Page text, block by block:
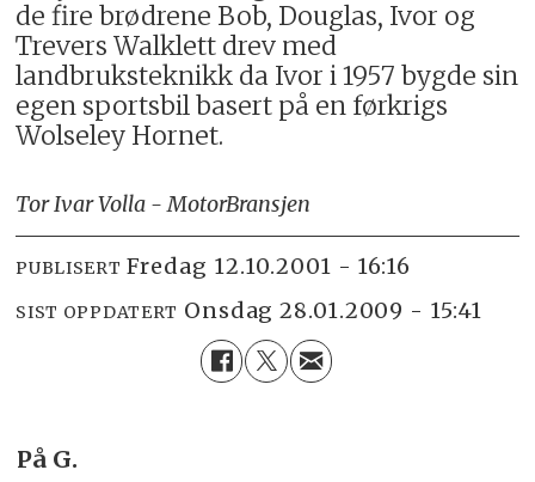
de fire brødrene Bob, Douglas, Ivor og
Trevers Walklett drev med
landbruksteknikk da Ivor i 1957 bygde sin
egen sportsbil basert på en førkrigs
Wolseley Hornet.
Tor Ivar Volla - MotorBransjen
PUBLISERT fredag 12.10.2001 - 16:16
SIST OPPDATERT onsdag 28.01.2009 - 15:41
På G.